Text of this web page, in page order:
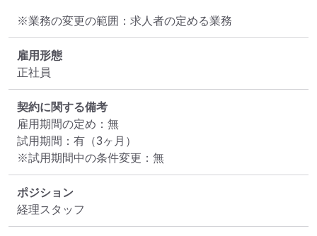
※業務の変更の範囲：求人者の定める業務
雇用形態
正社員
契約に関する備考
雇用期間の定め：無
試用期間：有（3ヶ月）
※試用期間中の条件変更：無
ポジション
経理スタッフ